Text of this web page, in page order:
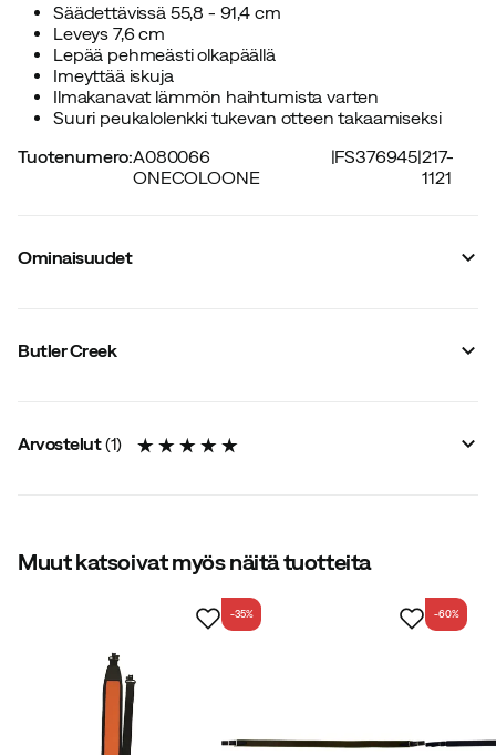
Säädettävissä 55,8 - 91,4 cm
Leveys 7,6 cm
Lepää pehmeästi olkapäällä
Imeyttää iskuja
Ilmakanavat lämmön haihtumista varten
Suuri peukalolenkki tukevan otteen takaamiseksi
Tuotenumero:A080066
ONECOLOONE
|FS376945|217-
1121
Ominaisuudet
Valmistusmaa
Butler Creek
Arvostelut (1)
5.0
Frans L 4 vuotta sitten
Muut katsoivat myös näitä tuotteita
-35% -60%